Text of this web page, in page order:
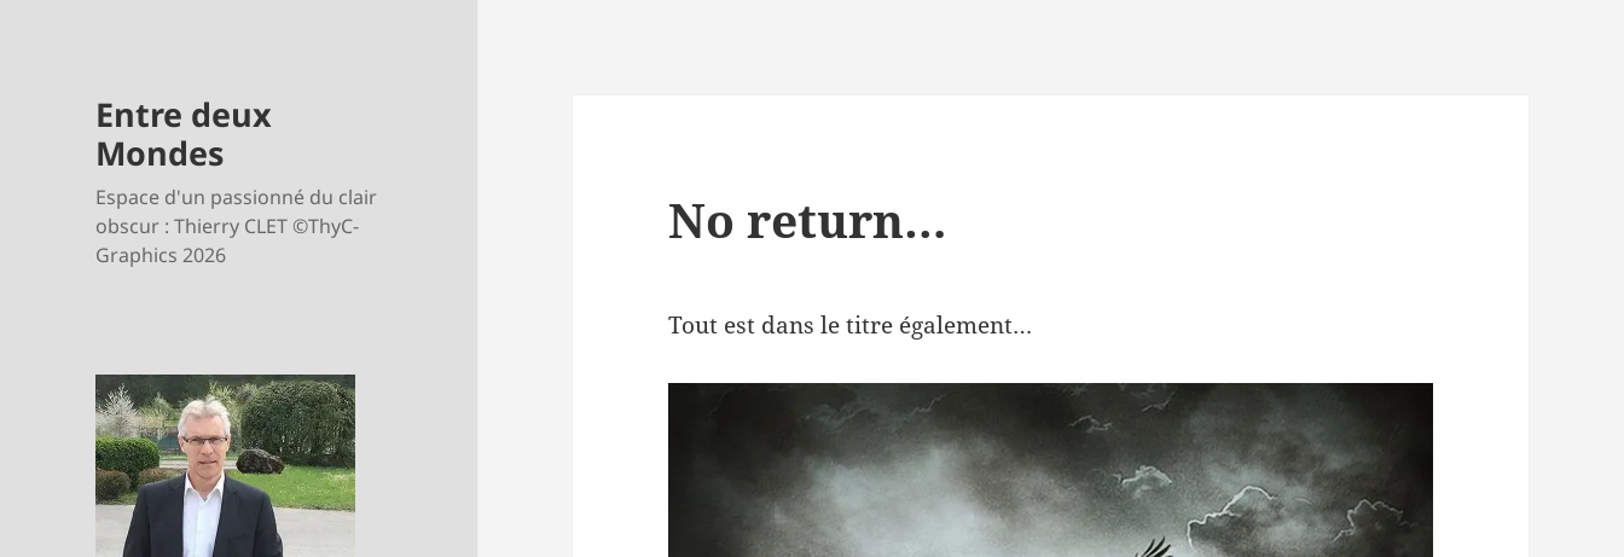
Entre deux
Mondes
Espace d'un passionné du clair
obscur : Thierry CLET ©ThyC-
Graphics 2026
No return…
Tout est dans le titre également…